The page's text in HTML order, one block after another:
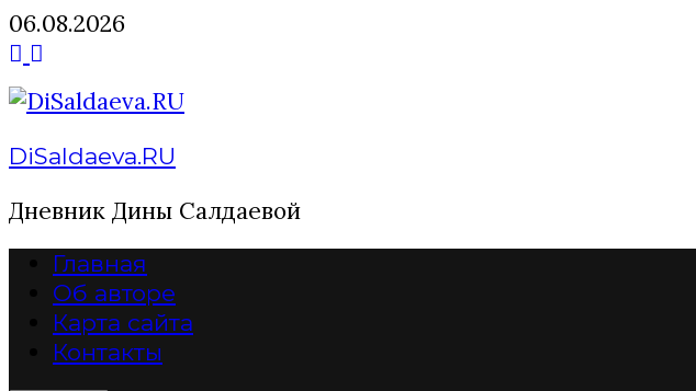
Перейти
к
содержимому
06.08.2026
DiSaldaeva.RU
Дневник Дины Салдаевой
Главная
Об авторе
Карта сайта
Контакты